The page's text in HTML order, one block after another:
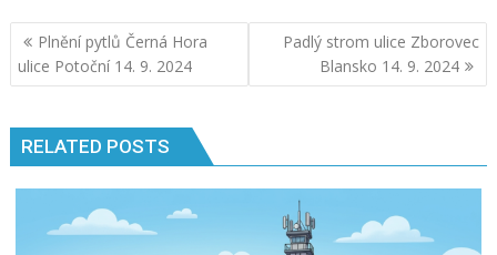
Navigace
pro
příspěvek
Plnění pytlů Černá Hora
ulice Potoční 14. 9. 2024
Padlý strom ulice Zborovec
Blansko 14. 9. 2024
RELATED POSTS